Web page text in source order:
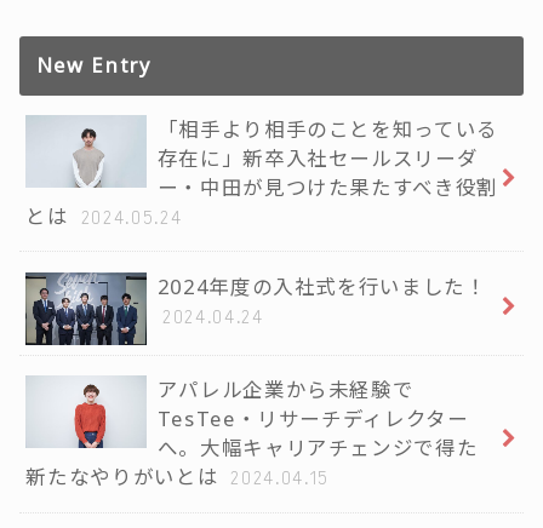
New Entry
「相手より相手のことを知っている
存在に」新卒入社セールスリーダ
ー・中田が見つけた果たすべき役割
とは
2024.05.24
2024年度の入社式を行いました！
2024.04.24
アパレル企業から未経験で
TesTee・リサーチディレクター
へ。大幅キャリアチェンジで得た
新たなやりがいとは
2024.04.15